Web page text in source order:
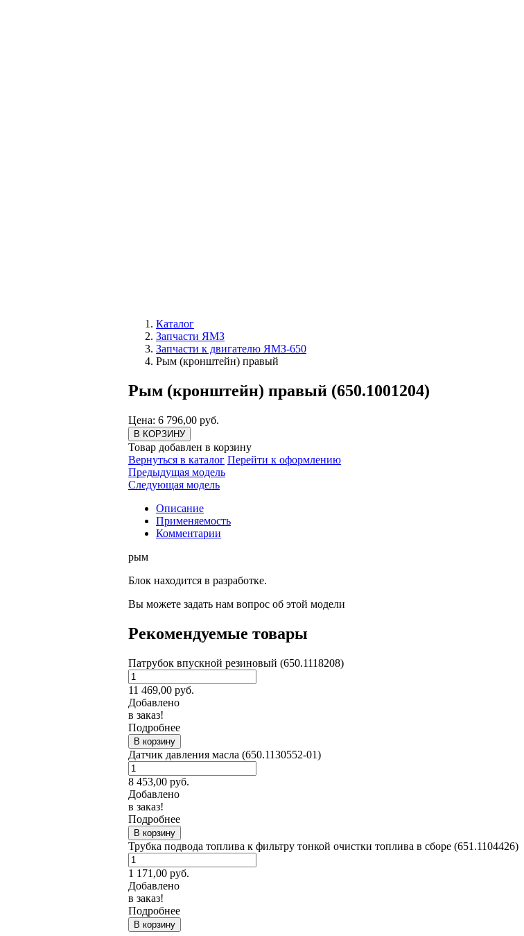
Каталог
Запчасти ЯМЗ
Запчасти к двигателю ЯМЗ-650
Рым (кронштейн) правый
Рым (кронштейн) правый (650.1001204)
Цена: 6 796,00 руб.
В КОРЗИНУ
Товар добавлен в корзину
Вернуться в каталог Перейти к оформлению
Предыдущая модель
Следующая модель
Описание
Применяемость
Комментарии
рым
Блок находится в разработке.
Вы можете задать нам вопрос об этой модели
Рекомендуемые товары
Патрубок впускной резиновый (650.1118208)
11 469,00 руб.
Добавлено
в заказ!
Подробнее
В корзину
Датчик давления масла (650.1130552-01)
8 453,00 руб.
Добавлено
в заказ!
Подробнее
В корзину
Трубка подвода топлива к фильтру тонкой очистки топлива в сборе (651.1104426)
1 171,00 руб.
Добавлено
в заказ!
Подробнее
В корзину